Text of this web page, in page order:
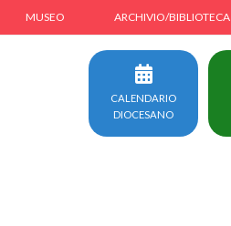
MUSEO ARCHIVIO/BIBLIOTECA
CALENDARIO
DIOCESANO